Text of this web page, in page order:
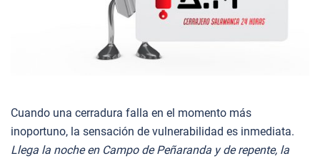
Cuando una cerradura falla en el momento más
inoportuno, la sensación de vulnerabilidad es inmediata.
Llega la noche en Campo de Peñaranda y de repente, la